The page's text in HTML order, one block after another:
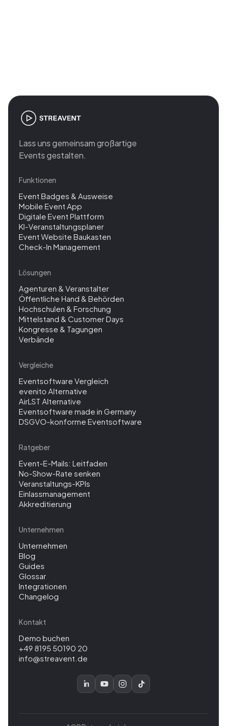
Lass uns gemeinsam großartige
Events gestalten.
Funktionen
Event Badges & Ausweise
Mobile Event App
Digitale Event Plattform
KI-Veranstaltungsplaner
Event Website Baukasten
Check-In Management
Lösungen
Agenturen & Veranstalter
Öffentliche Hand & Behörden
Hochschulen & Forschung
Mittelstand & Customer Days
Kongresse & Tagungen
Verbände
Vergleiche
Eventsoftware Vergleich
evenito Alternative
AirLST Alternative
Eventsoftware made in Germany
DSGVO-konforme Eventsoftware
Ratgeber
Event-E-Mails: Leitfaden
No-Show-Rate senken
Veranstaltungs-KPIs
Einlassmanagement
Akkreditierung
Unternehmen
Unternehmen
Blog
Guides
Glossar
Integrationen
Changelog
Kontakt
Demo buchen
+49 8195 50190 20
info@streavent.de